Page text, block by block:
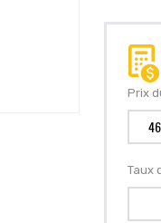
Prix
Taux